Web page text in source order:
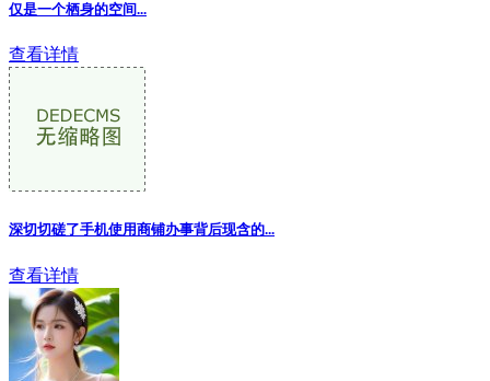
仅是一个栖身的空间...
查看详情
深切切磋了手机使用商铺办事背后现含的...
查看详情